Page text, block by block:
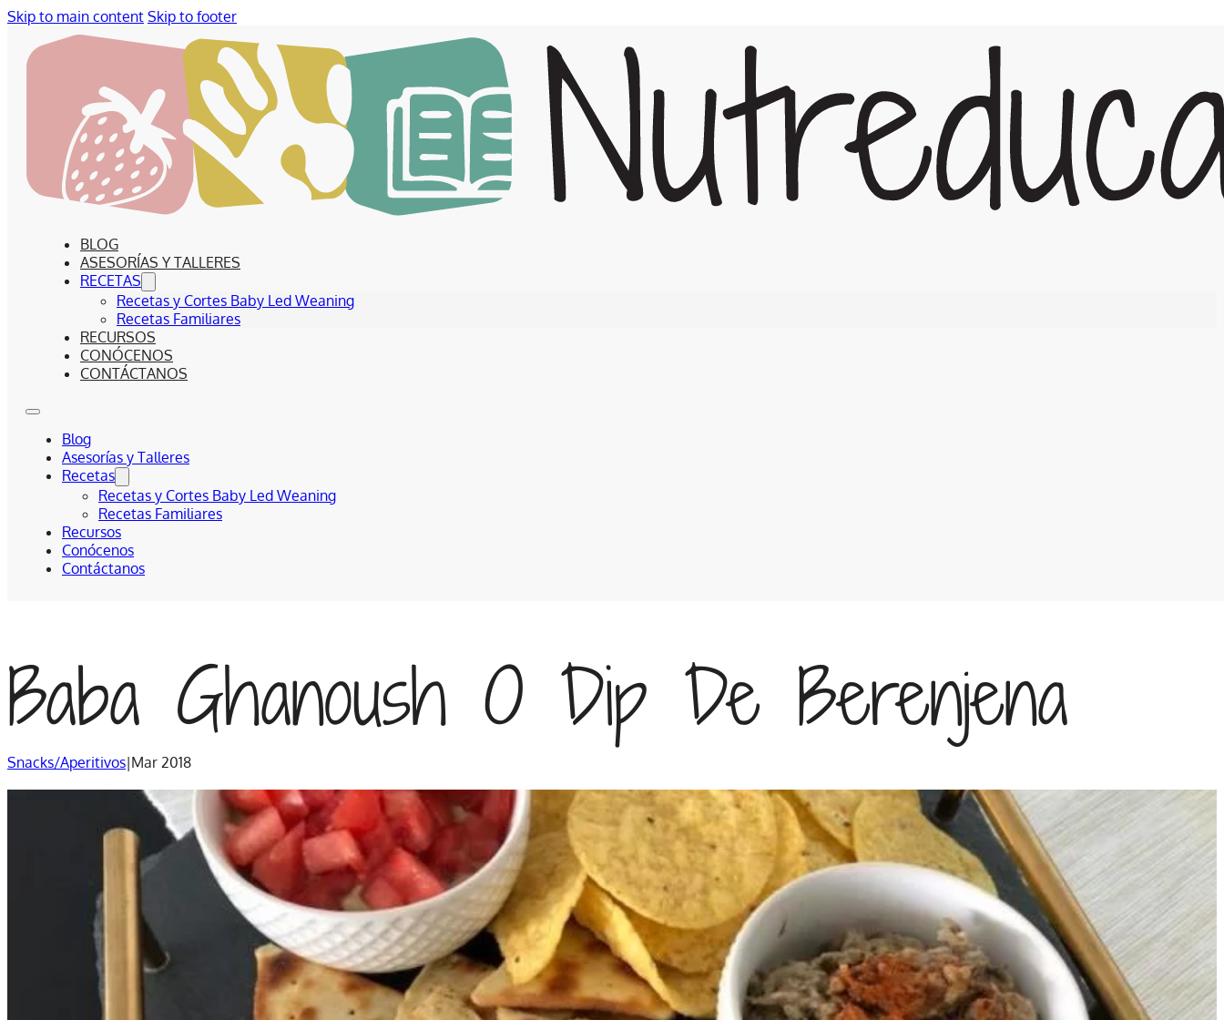
Skip to main content Skip to footer
BLOG
ASESORÍAS Y TALLERES
RECETAS
Recetas y Cortes Baby Led Weaning
Recetas Familiares
RECURSOS
CONÓCENOS
CONTÁCTANOS
Blog
Asesorías y Talleres
Recetas
Recetas y Cortes Baby Led Weaning
Recetas Familiares
Recursos
Conócenos
Contáctanos
Baba Ghanoush O Dip De Berenjena
Snacks/Aperitivos|Mar 2018